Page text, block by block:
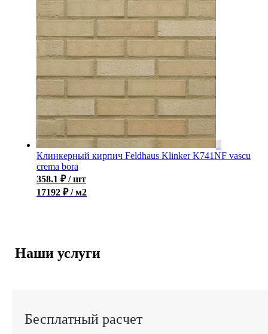
Клинкерный кирпич Feldhaus Klinker K741NF vascu
crema bora
358.1 ₽ / шт
17192 ₽ / м2
Наши услуги
Бесплатный расчет